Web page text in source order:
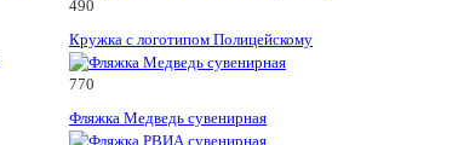
490
Кружка с логотипом Полицейскому
770
Фляжка Медведь сувенирная